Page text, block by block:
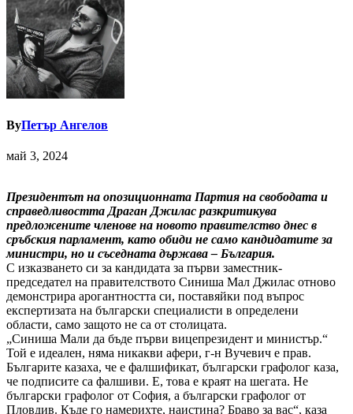
ByПетър Ангелов
май 3, 2024
Президентът на опозиционната Партия на свободата и
справедливостта Драган Джилас разкритикува
предложените членове на новото правителство днес в
сръбския парламент, като обиди не само кандидатите за
министри, но и съседната държава – България.
С изказването си за кандидата за първи заместник-
председател на правителството Синиша Мал Джилас отново
демонстрира арогантността си, поставяйки под въпрос
експертизата на български специалисти в определени
области, само защото не са от столицата.
„Синиша Мали да бъде първи вицепрезидент и министър.“
Той е идеален, няма никакви афери, г-н Вучевич е прав.
Българите казаха, че е фалшификат, български графолог каза,
че подписите са фалшиви. Е, това е краят на шегата. Не
български графолог от София, а български графолог от
Пловдив. Къде го намерихте, наистина? Браво за вас“, каза